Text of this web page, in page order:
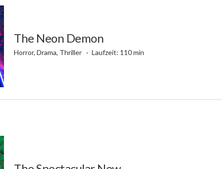
The Neon Demon
Horror, Drama, Thriller Laufzeit: 110 min